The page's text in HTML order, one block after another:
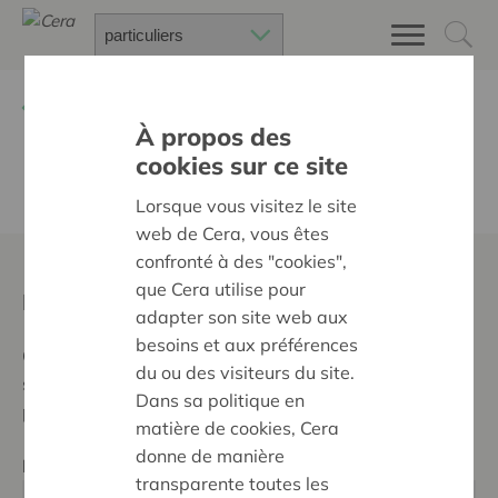
Matériel de promotion
Moodfilm Cera : dites-le en images
Cette vidéo explique en deux minutes tout ce qu'il faut
savoir sur la coopérative Cera. Pratique pour
présenter Cera facilement et rapidement.
Ensemble, nous prenons soin les uns des autres.
À propos des
cookies sur ce site
Lorsque vous visitez le site
web de Cera, vous êtes
confronté à des "cookies",
que Cera utilise pour
adapter son site web aux
besoins et aux préférences
du ou des visiteurs du site.
Dans sa politique en
matière de cookies, Cera
donne de manière
transparente toutes les